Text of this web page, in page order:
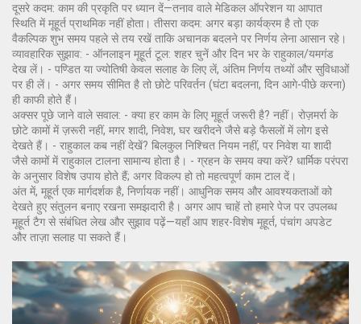
दूसरे कदम: काम की प्रकृति पर ध्यान दें—तनाव वाले मेडिकल ऑपरेशन या आपात
स्थिति में मूहूर्त प्राथमिक नहीं होता। तीसरा कदम: अगर बड़ा कार्यक्रम है तो एक
वैकल्पिक शुभ समय पहले से तय रखें ताकि अचानक बदलने पर निर्णय लेना आसान रहे।
व्यावहारिक सुझाव: - ऑनलाइन मूहूर्त टूल: शहर चुनें और दिन भर के राहुकाल/यमगंड
देख लें। - पण्डित या ज्योतिषी केवल सलाह के लिए लें, अंतिम निर्णय तथ्यों और सुविधाओं
पर ही लें। - अगर समय सीमित है तो छोटे परिवर्तन (घंटा बदलना, दिन आगे-पीछे करना)
ही काफी होते हैं।
अक्सर पूछे जाने वाले सवाल: - क्या हर काम के लिए मूहूर्त जरूरी है? नहीं। रोज़मर्रा के
छोटे कामों में ज़रूरी नहीं, मगर शादी, निवेश, घर खरीदने जैसे बड़े फैसलों में लोग इसे
देखते हैं। - राहुकाल कब नहीं देखें? बिलकुल निश्चित नियम नहीं, पर निवेश या शादी
जैसे कामों में राहुकाल टालना सामान्य होता है। - ग्रहन के समय क्या करें? धार्मिक परंपरा
के अनुसार विशेष उपाय होते हैं; अगर विकल्प हो तो महत्वपूर्ण काम टाल दें।
अंत में, मूहूर्त एक मार्गदर्शक है, निर्णायक नहीं। आधुनिक समय और आवश्यकताओं को
देखते हुए संतुलन बनाए रखना समझदारी है। अगर आप चाहें तो हमारे पेज पर उपलब्ध
मूहूर्त टैग से संबंधित लेख और सुझाव पढ़ें—यहाँ आप शहर-विशेष मूहूर्त, पंचांग अपडेट
और ताज़ा सलाह पा सकते हैं।